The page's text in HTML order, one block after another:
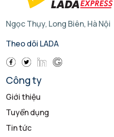
Ngọc Thụy, Long Biên, Hà Nội
Theo dõi LADA
Công ty
Giới thiệu
Tuyển dụng
Tin tức